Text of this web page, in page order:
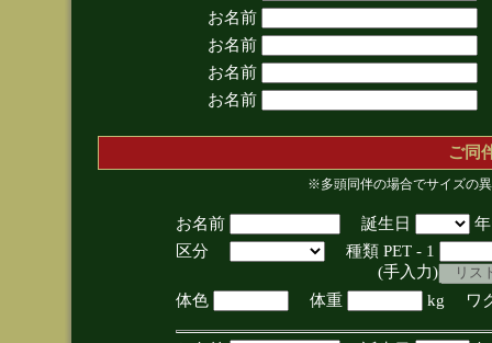
お名前
お名前
お名前
お名前
ご同
※多頭同伴の場合でサイズの
お名前 誕生日
区分
種類 PET - 1
(手入力)
体色
体重 kg ワ